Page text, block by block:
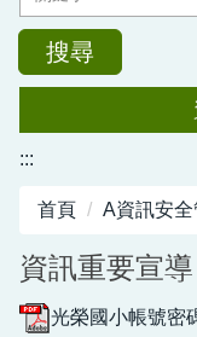
搜尋
資訊重要宣導
資訊教育成果
資訊法規相關
:::
首頁 A資訊安
資訊重要宣導
光榮國小帳號密